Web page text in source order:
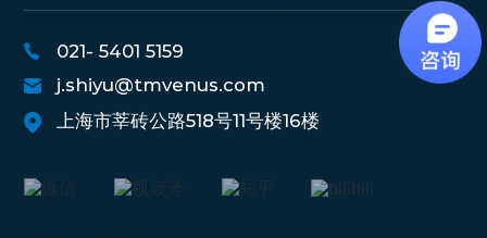
021- 5401 5159
j.shiyu@tmvenus.com
上海市莘砖公路518号11号楼16楼